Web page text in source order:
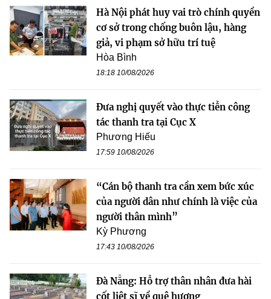
Hà Nội phát huy vai trò chính quyền
cơ sở trong chống buôn lậu, hàng
giả, vi phạm sở hữu trí tuệ
Hòa Bình
18:18 10/08/2026
Đưa nghị quyết vào thực tiễn công
tác thanh tra tại Cục X
Phương Hiếu
17:59 10/08/2026
“Cán bộ thanh tra cần xem bức xúc
của người dân như chính là việc của
người thân mình”
Kỳ Phương
17:43 10/08/2026
Đà Nẵng: Hỗ trợ thân nhân đưa hài
cốt liệt sĩ về quê hương